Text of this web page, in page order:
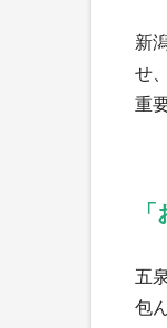
新
せ
重
五
包